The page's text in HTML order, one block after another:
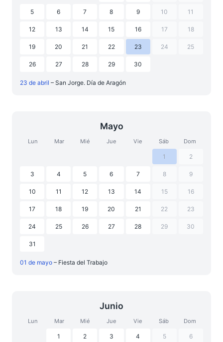
5 6 7 8 9 10 11
12 13 14 15 16 17 18
19 20 21 22 23 24 25
26 27 28 29 30
23 de abril – San Jorge. Día de Aragón
Mayo
Lun Mar Mié Jue Vie Sáb Dom
1 2
3 4 5 6 7 8 9
10 11 12 13 14 15 16
17 18 19 20 21 22 23
24 25 26 27 28 29 30
31
01 de mayo – Fiesta del Trabajo
Junio
Lun Mar Mié Jue Vie Sáb Dom
1 2 3 4 5 6